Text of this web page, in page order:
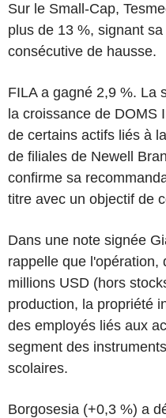
Sur le Small-Cap,
plus de 13 %, signant
consécutive de hausse.
FILA a gagné 2,9 %. La
la croissance de DOMS
de certains actifs liés à
de filiales de Newell
confirme sa
titre avec un objectif de
Dans une note signée
rappelle que l'opération,
millions USD (hors
production, la propriété
des employés liés aux
segment des
scolaires.
Borgosesia (+0,3 %) a